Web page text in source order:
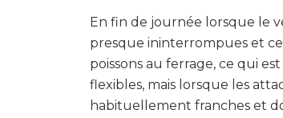
En fin de journée lorsque le
presque ininterrompues et
poissons au ferrage, ce qui
flexibles, mais lorsque les
habituellement franches et